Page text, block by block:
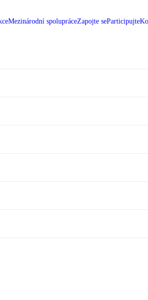
Mezinárodní spolupráceZapojte seParticipujte